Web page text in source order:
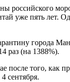
российского
уже пять лет.
города
раз (на 1388%).
после того,
сентября.